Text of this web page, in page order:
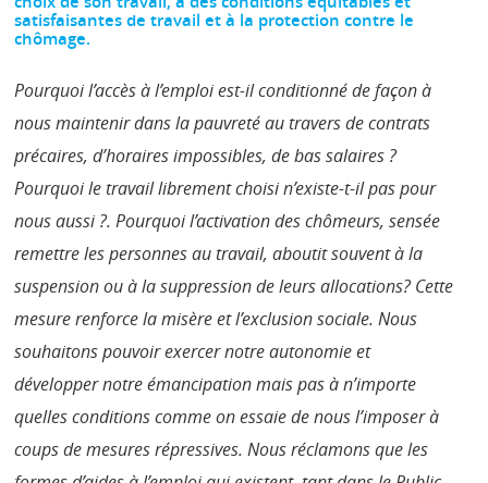
satisfaisantes de travail et à la protection contre le
chômage.
Pourquoi l’accès à l’emploi est-il conditionné de façon à
nous maintenir dans la pauvreté au travers de contrats
précaires, d’horaires impossibles, de bas salaires ?
Pourquoi le travail librement choisi n’existe-t-il pas pour
nous aussi ?. Pourquoi l’activation des chômeurs, sensée
remettre les personnes au travail, aboutit souvent à la
suspension ou à la suppression de leurs allocations? Cette
mesure renforce la misère et l’exclusion sociale. Nous
souhaitons pouvoir exercer notre autonomie et
développer notre émancipation mais pas à n’importe
quelles conditions comme on essaie de nous l’imposer à
coups de mesures répressives. Nous réclamons que les